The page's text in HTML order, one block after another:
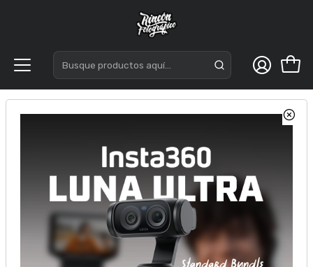
Inicio Acc. Estudio
Led
Nanlite FC-60B Bi-color Spot Light